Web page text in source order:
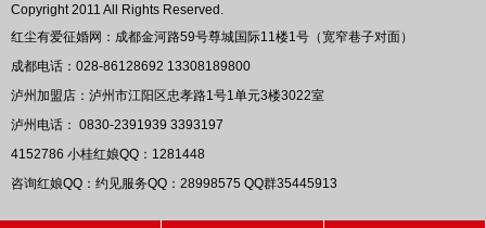
Copyright 2011 All Rights Reserved.
红尘有爱征婚网：成都金河路59号尊城国际11楼1号（宽窄巷子对面）
成都电话：028-86128692 13308189800
泸州加盟店：泸州市江阳区忠孝路1号1单元3楼3022室
泸州电话： 0830-2391939 3393197
4152786 小桂红娘QQ： 1281448
咨询红娘QQ：约见服务QQ： 28998575 QQ群35445913